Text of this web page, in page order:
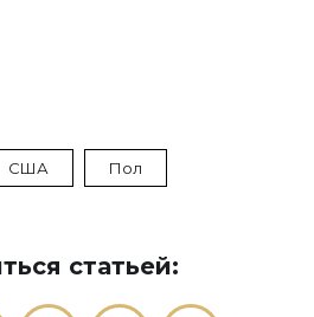
США Пол
статьей: